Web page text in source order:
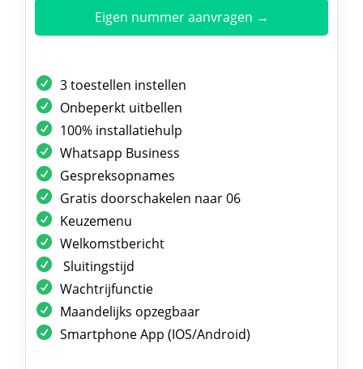
Eigen nummer aanvragen →
3 toestellen instellen
Onbeperkt uitbellen
100% installatiehulp
Whatsapp Business
Gespreksopnames
Gratis doorschakelen naar 06
Keuzemenu
Welkomstbericht
Sluitingstijd
Wachtrijfunctie
Maandelijks opzegbaar
Smartphone App (IOS/Android)